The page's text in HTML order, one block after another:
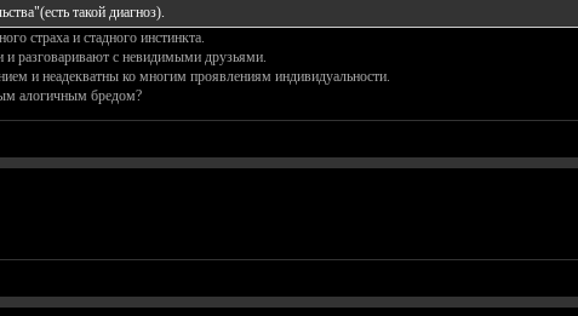
такой диагноз).
страха и стадного инстинкта.
разговаривают с невидимыми друзьями.
и неадекватны ко многим проявлениям индивидуальности.
алогичным бредом?